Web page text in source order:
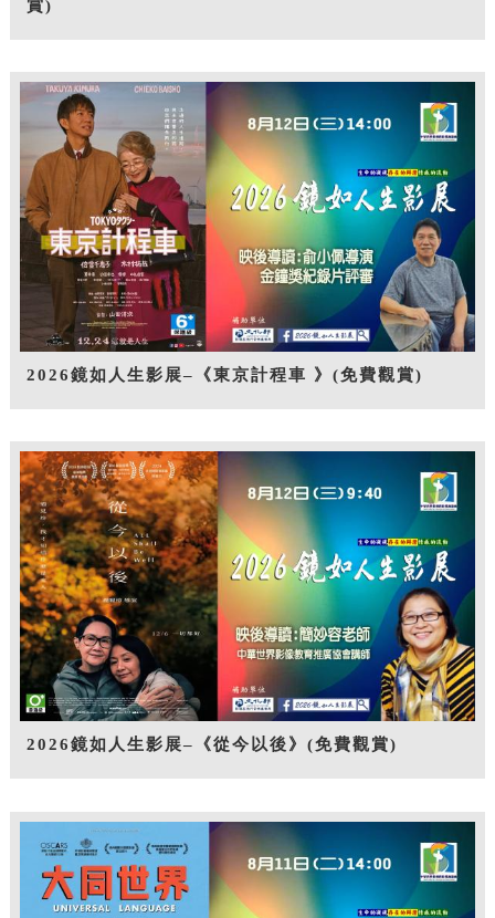
賞)
2026鏡如人生影展–《東京計程車 》(免費觀賞)
2026鏡如人生影展–《從今以後》(免費觀賞)